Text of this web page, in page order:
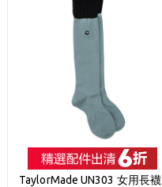
TaylorMade UN303 女用長襪